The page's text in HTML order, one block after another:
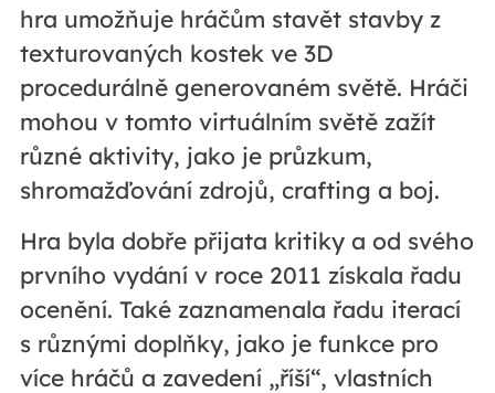
hra umožňuje hráčům stavět stavby z
texturovaných kostek ve 3D
procedurálně generovaném světě. Hráči
mohou v tomto virtuálním světě zažít
různé aktivity, jako je průzkum,
shromažďování zdrojů, crafting a boj.
Hra byla dobře přijata kritiky a od svého
prvního vydání v roce 2011 získala řadu
ocenění. Také zaznamenala řadu iterací
s různými doplňky, jako je funkce pro
více hráčů a zavedení „říší“, vlastních